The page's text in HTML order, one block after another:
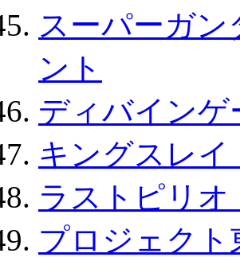
スーパーガ
ント
ディバイン
キングスレイ
ラストピリオ
プロジェクト